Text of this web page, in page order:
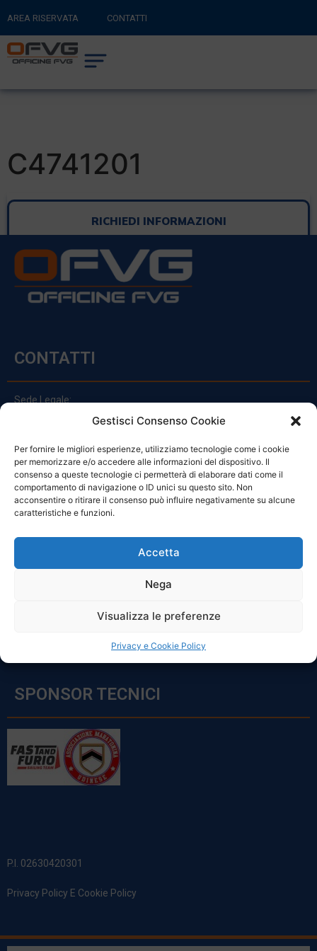
Gestisci Consenso Cookie
Per fornire le migliori esperienze, utilizziamo tecnologie come i cookie
per memorizzare e/o accedere alle informazioni del dispositivo. Il
consenso a queste tecnologie ci permetterà di elaborare dati come il
comportamento di navigazione o ID unici su questo sito. Non
acconsentire o ritirare il consenso può influire negativamente su alcune
caratteristiche e funzioni.
Accetta
Nega
Visualizza le preferenze
Privacy e Cookie Policy
AREA RISERVATA CONTATTI
RITORNA AL SITO PRINCIPALE
CARRELLO
C4741201
RICHIEDI INFORMAZIONI
CONTATTI
Sede Legale:
Via Principe Di Udine 144
clienti@officinefvg.it
info@officinefvg.it
posta@officinefvgpec.It
ORARI
Sabato: 8:00 – 12:00
SPONSOR TECNICI
P.I. 02630420301
Privacy Policy E Cookie Policy